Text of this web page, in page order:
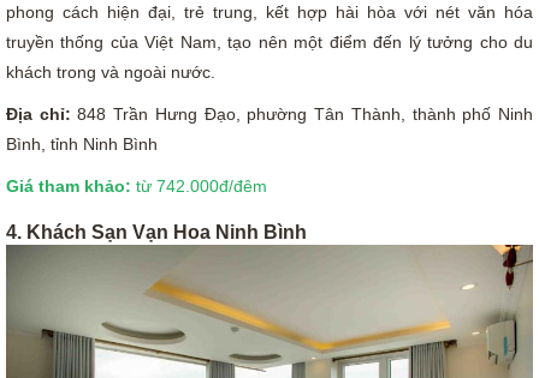
phong cách hiện đại, trẻ trung, kết hợp hài hòa với nét văn hóa
truyền thống của Việt Nam, tạo nên một điểm đến lý tưởng cho du
khách trong và ngoài nước.
Địa chỉ: 848 Trần Hưng Đạo, phường Tân Thành, thành phố Ninh
Bình, tỉnh Ninh Bình
Giá tham khảo: từ 742.000đ/đêm
4. Khách Sạn Vạn Hoa Ninh Bình